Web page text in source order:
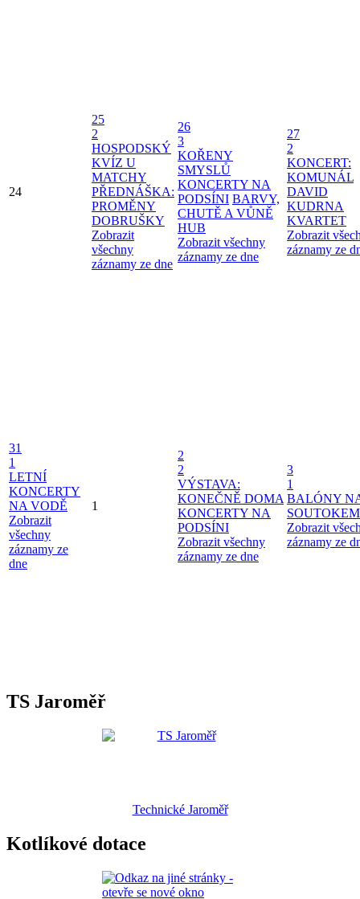
24
25
2
HOSPODSKÝ
KVÍZ U
MATCHY
PŘEDNÁŠKA:
PROMĚNY
DOBRUŠKY
Zobrazit
všechny
záznamy ze dne
26
3
KOŘENY
SMYSLŮ
KONCERTY NA
PODSÍNI BARVY,
CHUTĚ A VŮNĚ
HUB
Zobrazit všechny
záznamy ze dne
27
2
KONCERT:
KOMUNÁL
DAVID
KUDRNA
KVARTET
Zobrazit
záznamy ze
31
1
LETNÍ
KONCERTY
NA VODĚ
Zobrazit
všechny
záznamy ze
dne
1
2
2
VÝSTAVA:
KONEČNĚ DOMA
KONCERTY NA
PODSÍNI
Zobrazit všechny
záznamy ze dne
3
1
BALÓNY
SOUTOKEM
Zobrazit
záznamy ze
TS Jaroměř
Technické Jaroměř
Kotlíkové dotace